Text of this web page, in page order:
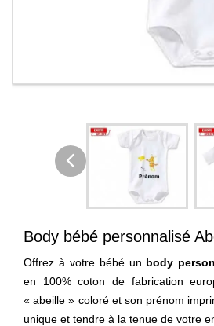
Body bébé personnalisé
Offrez à votre bébé un body
en 100% coton de fabrication
« abeille » coloré et son prénom
unique et tendre à la tenue de votre